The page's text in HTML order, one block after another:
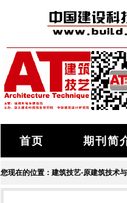
首页 期刊简
您现在的位置： 建筑技艺-原建筑技术